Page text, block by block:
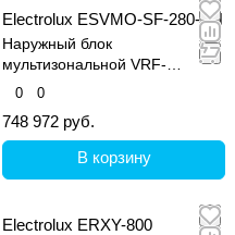
Electrolux ESVMO-SF-280-SH
Наружный блок
мультизональной VRF-
системы, серия Step Free
0 0
748 972 руб.
В корзину
Electrolux ERXY-800